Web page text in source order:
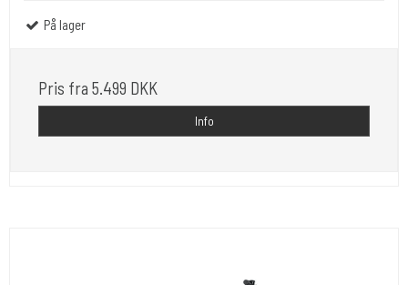
På lager
Pris fra 5.499 DKK
Info